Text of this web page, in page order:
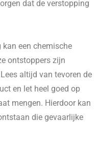
dat de verstopping
een chemische
ontstoppers zijn
altijd van tevoren de
en let heel goed op
mengen. Hierdoor kan
die gevaarlijke